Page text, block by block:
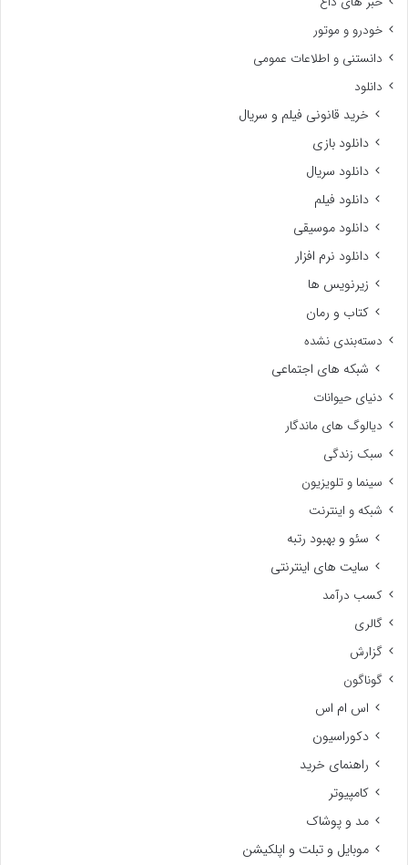
خودرو و موتور
دانستنی و اطلاعات عمومی
دانلود
خرید قانونی فیلم و سریال
دانلود بازی
دانلود سریال
دانلود فیلم
دانلود موسیقی
دانلود نرم افزار
زیرنویس ها
کتاب و رمان
دسته‌بندی نشده
شبکه های اجتماعی
دنیای حیوانات
دیالوگ های ماندگار
سبک زندگی
سینما و تلویزیون
شبکه و اینترنت
سئو و بهبود رتبه
سایت های اینترنتی
کسب درآمد
گالری
گزارش
گوناگون
اس ام اس
دکوراسیون
راهنمای خرید
کامپیوتر
مد و پوشاک
موبایل و تبلت و اپلکیشن